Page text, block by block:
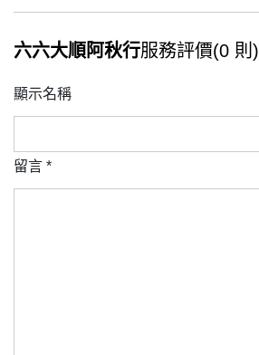
六六大順阿秋行服務評價(0 則)
顯示名稱
留言 *